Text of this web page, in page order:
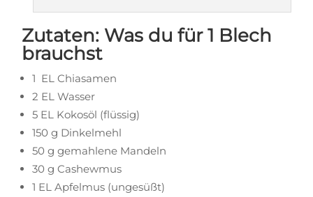
Zutaten: Was du für 1 Blech
brauchst
1 EL Chiasamen
2 EL Wasser
5 EL Kokosöl (flüssig)
150 g Dinkelmehl
50 g gemahlene Mandeln
30 g Cashewmus
1 EL Apfelmus (ungesüßt)